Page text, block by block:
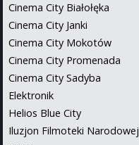
Cinema City Białołęka
Cinema City Janki
Cinema City Mokotów
Cinema City Promenada
Cinema City Sadyba
Elektronik
Helios Blue City
Iluzjon Filmoteki Narodowej